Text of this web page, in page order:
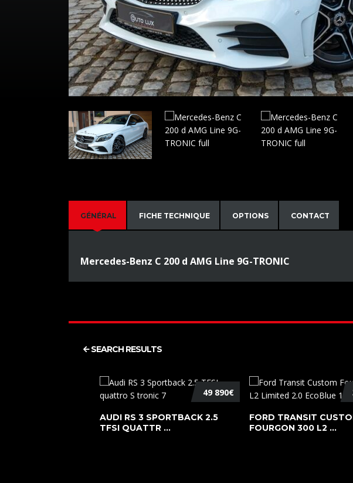
GÉNÉRAL FICHE TECHNIQUE OPTIONS CONTACT
Mercedes-Benz C 200 d AMG Line 9G-TRONIC
SEARCH RESULTS
49 890€
AUDI RS 3 SPORTBACK 2.5
TFSI QUATTR ...
FORD TRANSIT
FOURGON 300 L2 ...